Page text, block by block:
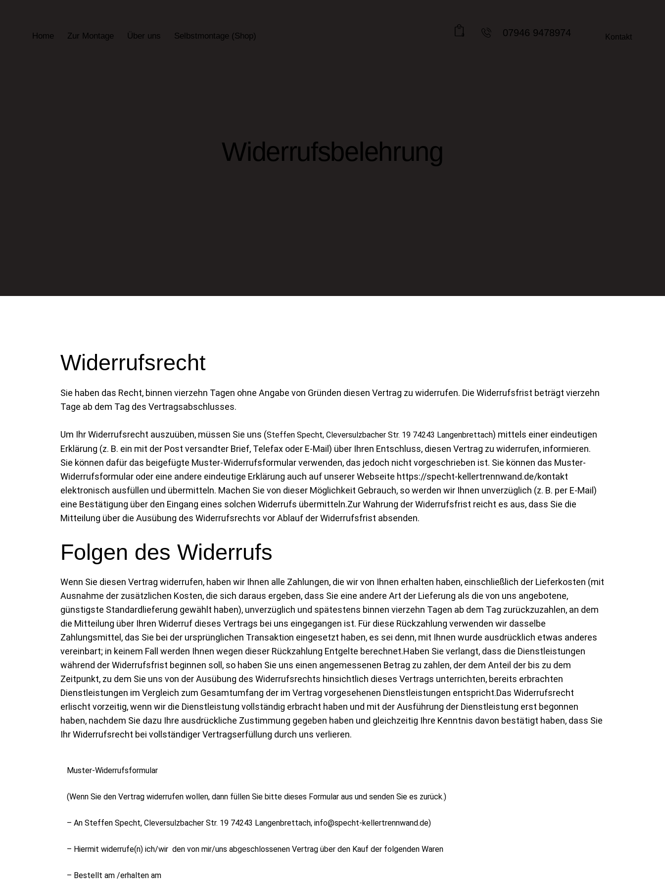
Home Zur Montage Über uns Selbstmontage (Shop) 0 07946 9478974 Kontakt
Widerrufsbelehrung
Widerrufsrecht
Sie haben das Recht, binnen vierzehn Tagen ohne Angabe von Gründen diesen Vertrag zu widerrufen. Die Widerrufsfrist beträgt vierzehn
Tage ab dem Tag des Vertragsabschlusses.
Um Ihr Widerrufsrecht auszuüben, müssen Sie uns (Steffen Specht, Cleversulzbacher Str. 19 74243 Langenbrettach) mittels einer eindeutigen
Erklärung (z. B. ein mit der Post versandter Brief, Telefax oder E-Mail) über Ihren Entschluss, diesen Vertrag zu widerrufen, informieren.
Sie können dafür das beigefügte Muster-Widerrufsformular verwenden, das jedoch nicht vorgeschrieben ist. Sie können das Muster-
Widerrufsformular oder eine andere eindeutige Erklärung auch auf unserer Webseite https://specht-kellertrennwand.de/kontakt
elektronisch ausfüllen und übermitteln. Machen Sie von dieser Möglichkeit Gebrauch, so werden wir Ihnen unverzüglich (z. B. per E-Mail)
eine Bestätigung über den Eingang eines solchen Widerrufs übermitteln.Zur Wahrung der Widerrufsfrist reicht es aus, dass Sie die
Mitteilung über die Ausübung des Widerrufsrechts vor Ablauf der Widerrufsfrist absenden.
Folgen des Widerrufs
Wenn Sie diesen Vertrag widerrufen, haben wir Ihnen alle Zahlungen, die wir von Ihnen erhalten haben, einschließlich der Lieferkosten (mit
Ausnahme der zusätzlichen Kosten, die sich daraus ergeben, dass Sie eine andere Art der Lieferung als die von uns angebotene,
günstigste Standardlieferung gewählt haben), unverzüglich und spätestens binnen vierzehn Tagen ab dem Tag zurückzuzahlen, an dem
die Mitteilung über Ihren Widerruf dieses Vertrags bei uns eingegangen ist. Für diese Rückzahlung verwenden wir dasselbe
Zahlungsmittel, das Sie bei der ursprünglichen Transaktion eingesetzt haben, es sei denn, mit Ihnen wurde ausdrücklich etwas anderes
vereinbart; in keinem Fall werden Ihnen wegen dieser Rückzahlung Entgelte berechnet.Haben Sie verlangt, dass die Dienstleistungen
während der Widerrufsfrist beginnen soll, so haben Sie uns einen angemessenen Betrag zu zahlen, der dem Anteil der bis zu dem
Zeitpunkt, zu dem Sie uns von der Ausübung des Widerrufsrechts hinsichtlich dieses Vertrags unterrichten, bereits erbrachten
Dienstleistungen im Vergleich zum Gesamtumfang der im Vertrag vorgesehenen Dienstleistungen entspricht.Das Widerrufsrecht
erlischt vorzeitig, wenn wir die Dienstleistung vollständig erbracht haben und mit der Ausführung der Dienstleistung erst begonnen
haben, nachdem Sie dazu Ihre ausdrückliche Zustimmung gegeben haben und gleichzeitig Ihre Kenntnis davon bestätigt haben, dass Sie
Ihr Widerrufsrecht bei vollständiger Vertragserfüllung durch uns verlieren.
Muster-Widerrufsformular
(Wenn Sie den Vertrag widerrufen wollen, dann füllen Sie bitte dieses Formular aus und senden Sie es zurück.)
– An Steffen Specht, Cleversulzbacher Str. 19 74243 Langenbrettach, info@specht-kellertrennwand.de)
– Hiermit widerrufe(n) ich/wir den von mir/uns abgeschlossenen Vertrag über den Kauf der folgenden Waren
– Bestellt am /erhalten am